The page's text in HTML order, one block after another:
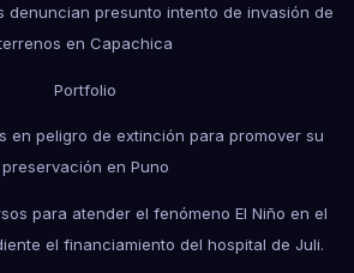
denuncian presunto intento de invasión de
en Capachica
Portfolio
en peligro de extinción para promover su
preservación en Puno
para atender el fenómeno El Niño en el
el financiamiento del hospital de Juli.